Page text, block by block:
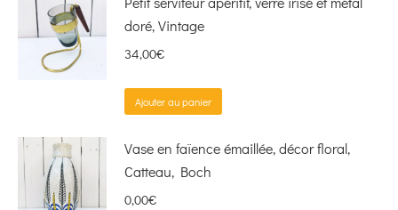
doré, Vintage
34,00€
Ajouter au panier
Vase en faïence émaillée, décor floral,
Catteau, Boch
0,00€